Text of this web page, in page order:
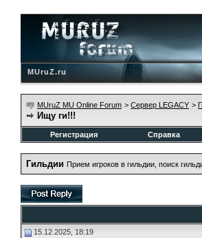
MUruZ.ru
MUruZ MU Online Forum > Сервер LEGACY >
Ищу ги!!!
Регистрация Справка
Гильдии Прием игроков в гильдии, поиск
15.12.2025, 18:19